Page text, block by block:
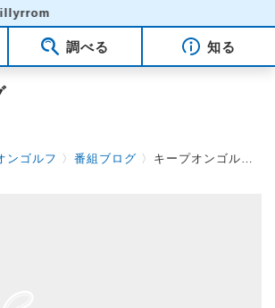
14:14
調べる 知る
ンゴルフ 〉番組ブログ 〉 キープオンゴルフ第88回